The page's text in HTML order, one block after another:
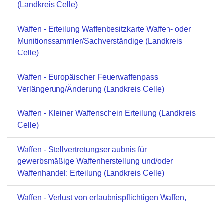
(Landkreis Celle)
Waffen - Erteilung Waffenbesitzkarte Waffen- oder
Munitionssammler/Sachverständige (Landkreis
Celle)
Waffen - Europäischer Feuerwaffenpass
Verlängerung/Änderung (Landkreis Celle)
Waffen - Kleiner Waffenschein Erteilung (Landkreis
Celle)
Waffen - Stellvertretungserlaubnis für
gewerbsmäßige Waffenherstellung und/oder
Waffenhandel: Erteilung (Landkreis Celle)
Waffen - Verlust von erlaubnispflichtigen Waffen,